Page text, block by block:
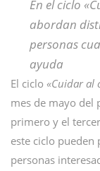
En el ciclo
abordan
personas
ayuda
El ciclo «Cuidar al
mes de mayo del
primero y el
este ciclo
personas